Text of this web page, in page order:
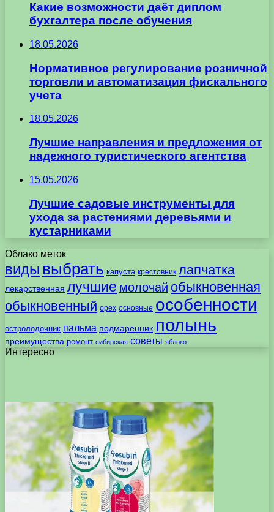
Какие возможности даёт диплом
бухгалтера после обучения
18.05.2026
Нормативное регулирование розничной
торговли и автоматизация фискального
учета
18.05.2026
Лучшие направления и предложения от
надежного туристического агентства
15.05.2026
Лучшие садовые инструменты для
ухода за растениями деревьями и
кустарниками
Облако меток
виды выбрать капуста крестовник лапчатка
лекарственная лучшие молочай обыкновенная
обыкновенный орех основные особенности
остролодочник пальма подмаренник полынь
преимущества ремонт сибирская советы яблоко
Интересно